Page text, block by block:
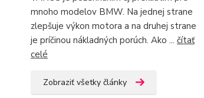
mnoho modelov BMW. Na jednej strane
zlepšuje výkon motora a na druhej strane
je príčinou nákladných porúch. Ako ... čítať
celé
Zobraziť všetky články